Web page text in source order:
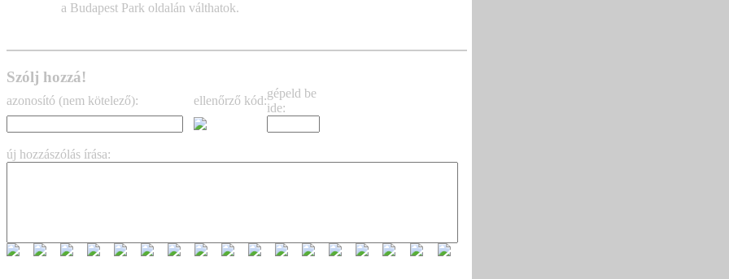
a Budapest Park oldalán válthatok.
Szólj hozzá!
azonosító (nem kötelező): ellenőrző kód:
gépeld be
ide:
új hozzászólás írása: